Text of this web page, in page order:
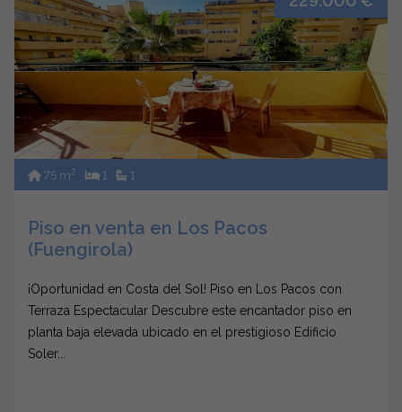
75 m2 1 1
Piso en venta en Los Pacos
(Fuengirola)
¡Oportunidad en Costa del Sol! Piso en Los Pacos con
Terraza Espectacular Descubre este encantador piso en
planta baja elevada ubicado en el prestigioso Edificio
Soler...